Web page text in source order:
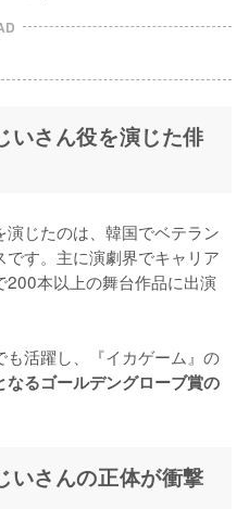
いさん役を演じた俳
演じたのは、韓国でベテラン
す。主に演劇界でキャリア
200本以上の舞台作品に出演
も活躍し、『イカゲーム』の
るゴールデングローブ賞の
いさんの正体が衝撃